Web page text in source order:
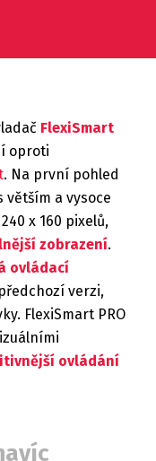
FlexiSmart
oproti
. Na první pohled
a vysoce
x 160 pixelů,
zobrazení.
ovládací
verzi,
FlexiSmart PRO
ovládání